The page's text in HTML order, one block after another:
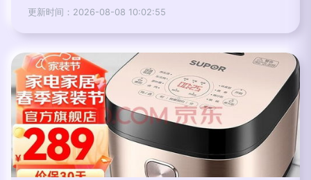
更新时间：2026-08-08 10:02:55